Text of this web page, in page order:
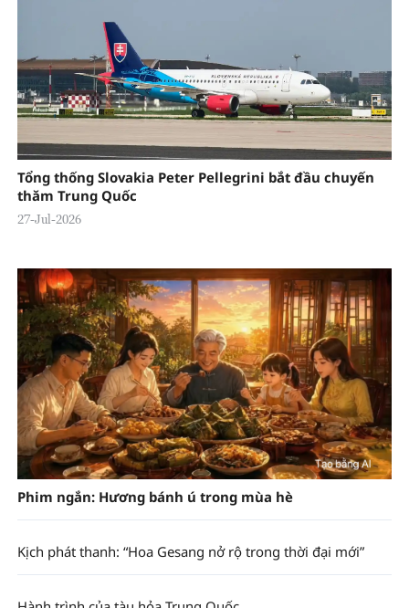
Tổng thống Slovakia Peter Pellegrini bắt đầu chuyến
thăm Trung Quốc
27-Jul-2026
Phim ngắn: Hương bánh ú trong mùa hè
Kịch phát thanh: “Hoa Gesang nở rộ trong thời đại mới”